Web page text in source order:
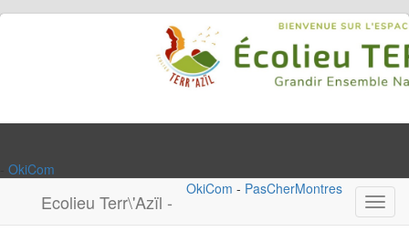
OkiCom
Ecolieu Terr\'Azïl -
OkiCom - PasCherMontres